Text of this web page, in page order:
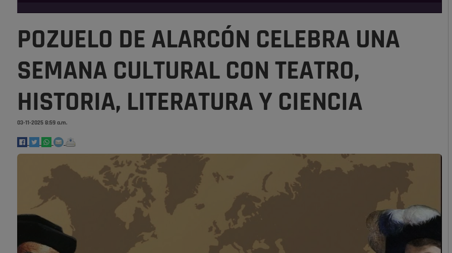
POZUELO DE ALARCÓN CELEBRA UNA
SEMANA CULTURAL CON TEATRO,
HISTORIA, LITERATURA Y CIENCIA
03-11-2025 8:59 a.m.